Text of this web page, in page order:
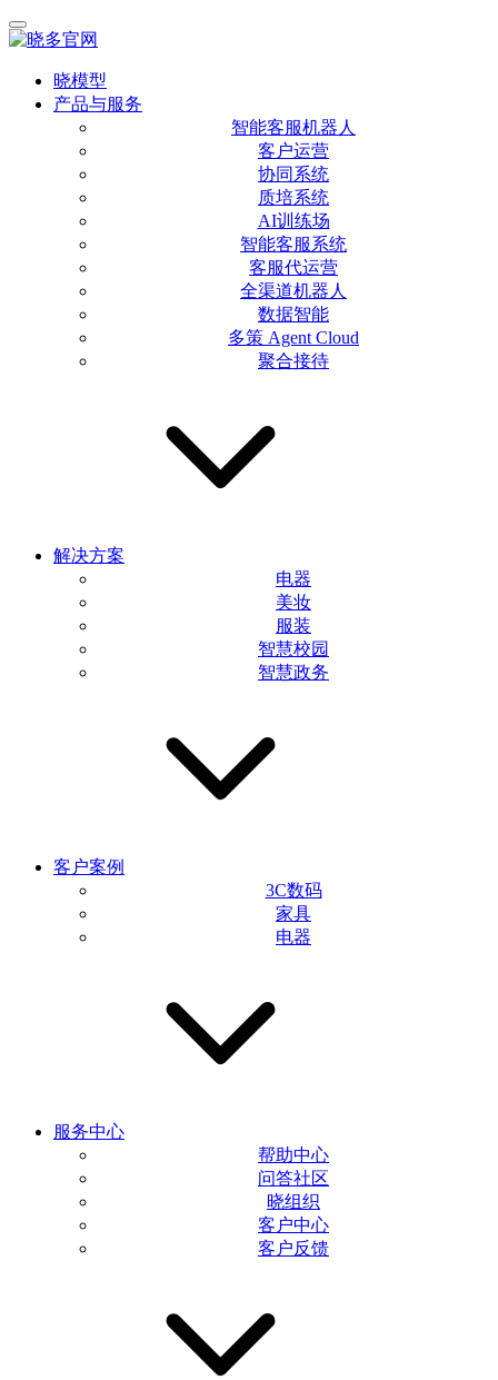
晓模型
产品与服务
智能客服机器人
客户运营
协同系统
质培系统
AI训练场
智能客服系统
客服代运营
全渠道机器人
数据智能
多策 Agent Cloud
聚合接待
解决方案
电器
美妆
服装
智慧校园
智慧政务
客户案例
3C数码
家具
电器
服务中心
帮助中心
问答社区
晓组织
客户中心
客户反馈